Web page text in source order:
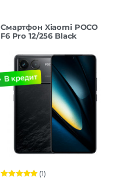
Смартфон Xiaomi POCO
F6 Pro 12/256 Black
(1)